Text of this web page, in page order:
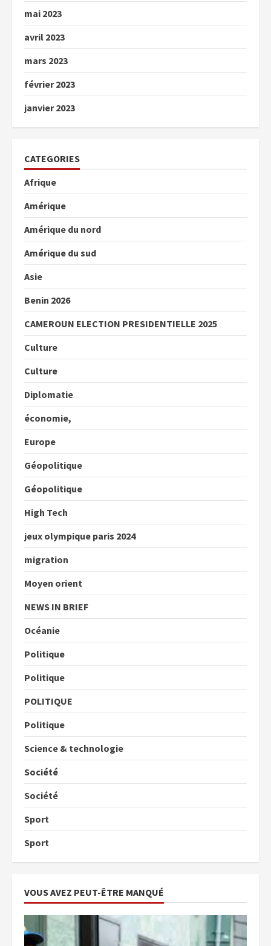
mai 2023
avril 2023
mars 2023
février 2023
janvier 2023
CATEGORIES
Afrique
Amérique
Amérique du nord
Amérique du sud
Asie
Benin 2026
CAMEROUN ELECTION PRESIDENTIELLE 2025
Culture
Culture
Diplomatie
économie,
Europe
Géopolitique
Géopolitique
High Tech
jeux olympique paris 2024
migration
Moyen orient
NEWS IN BRIEF
Océanie
Politique
Politique
POLITIQUE
Politique
Science & technologie
Société
Société
Sport
Sport
VOUS AVEZ PEUT-ÊTRE MANQUÉ